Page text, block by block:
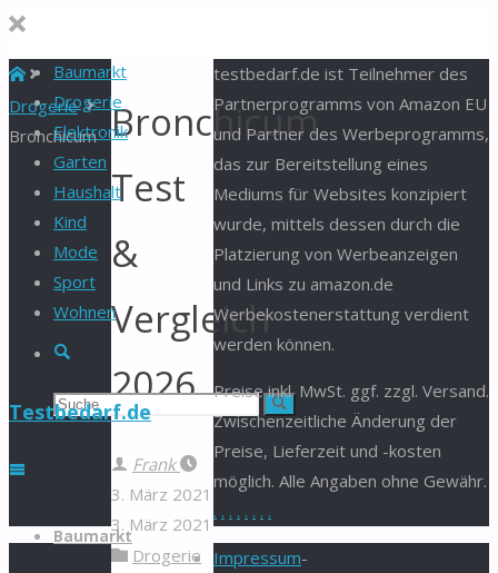
Baumarkt
Drogerie
Elektronik
Garten
Haushalt
Kind
Mode
Sport
Wohnen
Suche
Suchen Suche
Testbedarf.de
Zum
Baumarkt
Start
Drogerie
Bronchicum
Bronchicum
Test
&
Vergleich
2026
Frank
3. März 2021
3. März 2021
Drogerie
testbedarf.de ist Teilnehmer des
Partnerprogramms von Amazon EU
und Partner des Werbeprogramms,
das zur Bereitstellung eines
Mediums für Websites konzipiert
wurde, mittels dessen durch die
Platzierung von Werbeanzeigen
und Links zu amazon.de
Werbekostenerstattung verdient
werden können.
Preise inkl. MwSt. ggf. zzgl. Versand.
Zwischenzeitliche Änderung der
Preise, Lieferzeit und -kosten
möglich. Alle Angaben ohne Gewähr.
. . . . . . . .
Impressum-